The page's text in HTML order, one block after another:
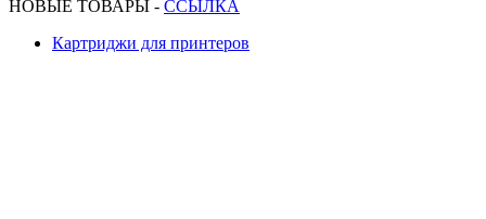
НОВЫЕ ТОВАРЫ - ССЫЛКА
Картриджи для принтеров